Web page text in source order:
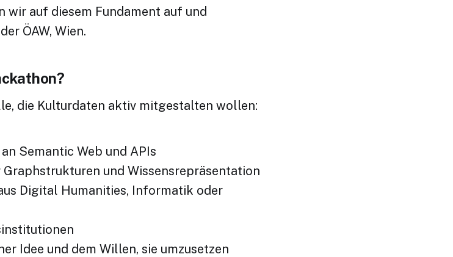
wir auf diesem Fundament auf und
ÖAW, Wien.
die Kulturdaten aktiv mitgestalten wollen:
Semantic Web und APIs
und Wissensrepräsentation
Digital Humanities, Informatik oder
Idee und dem Willen, sie umzusetzen